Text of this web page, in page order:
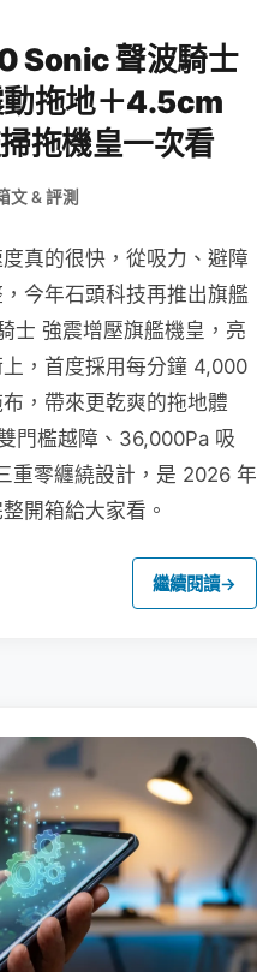
Sonic 聲波騎士
動拖地＋4.5cm
拖機皇一次看
文 & 評測
真的很快，從吸力、避障
今年石頭科技再推出旗艦
士 強震增壓旗艦機皇，亮
，首度採用每分鐘 4,000
，帶來更乾爽的拖地體
門檻越障、36,000Pa 吸
重零纏繞設計，是 2026 年
開箱給大家看。
繼續閱讀→